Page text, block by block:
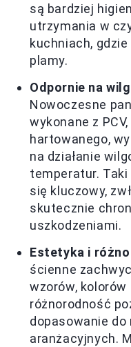
są bardziej
utrzymania w
kuchniach,
plamy.
Odpornie na
Nowoczesne
wykonane z
hartowanego,
na działanie
temperatur.
się kluczowy,
skutecznie
uszkodzeniami.
Estetyka i
ścienne
wzorów,
różnorodność
dopasowanie
aranżacyjnych.